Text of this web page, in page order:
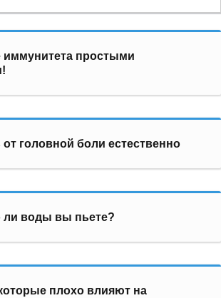
иммунитета простыми
от головной боли естественно
ли воды вы пьете?
плохо влияют на